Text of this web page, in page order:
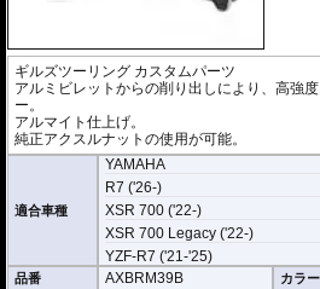
ギルズツーリング カスタムパーツ
アルミビレットからの削り出しにより、高強
ー。
アルマイト仕上げ。
純正アクスルナットの使用が可能。
適合車種
YAMAHA
R7 ('26-)
XSR 700 ('22-)
XSR 700 Legacy ('22-)
YZF-R7 ('21-'25)
品番 AXBRM39B カラー